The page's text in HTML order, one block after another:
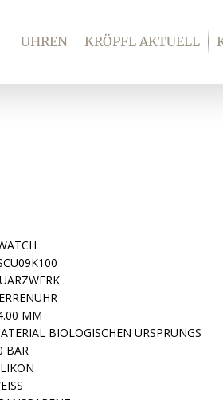
UHREN KRÖPFL AKTUELL
MM
BIOLOGISCHEN URSPRUNGS
BAR